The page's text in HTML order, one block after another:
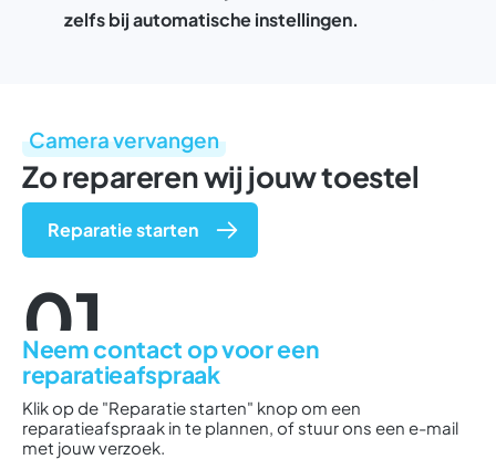
zelfs bij automatische instellingen.
Camera vervangen
Zo repareren wij jouw toestel
Reparatie starten
01
Neem contact op voor een
reparatieafspraak
Klik op de "Reparatie starten" knop om een
reparatieafspraak in te plannen, of stuur ons een e-mail
met jouw verzoek.